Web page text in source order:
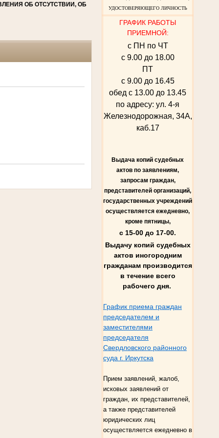
УДОСТОВЕРЯЮЩЕГО ЛИЧНОСТЬ
ГРАФИК РАБОТЫ
ПРИЕМНОЙ:
с ПН по ЧТ
с 9.00 до 18.00
ПТ
с 9.00 до 16.45
обед с 13.00 до 13.45
по адресу: ул. 4-я
Железнодорожная, 34А,
каб.17
Выдача копий судебных
актов по заявлениям,
запросам граждан,
представителей организаций,
государственных учреждений
осуществляется ежедневно,
кроме пятницы,
с 15-00 до 17-00.
Выдачу копий судебных
актов иногородним
гражданам производится
в течение всего
рабочего дня.
График приема граждан
председателем и
заместителями
председателя
Свердловского районного
суда г. Иркутска
Прием заявлений, жалоб,
исковых заявлений от
граждан, их представителей,
а также представителей
юридических лиц
осуществляется ежедневно в
ОБ ОТСУТСТВИИ, ОБ